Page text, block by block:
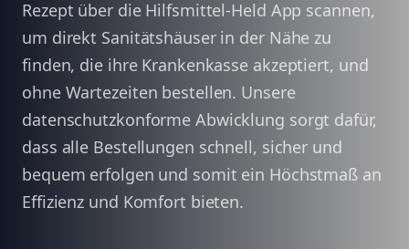
Rezept über die Hilfsmittel-Held App scannen,
um direkt Sanitätshäuser in der Nähe zu
finden, die ihre Krankenkasse akzeptiert, und
ohne Wartezeiten bestellen. Unsere
datenschutzkonforme Abwicklung sorgt dafür,
dass alle Bestellungen schnell, sicher und
bequem erfolgen und somit ein Höchstmaß an
Effizienz und Komfort bieten.